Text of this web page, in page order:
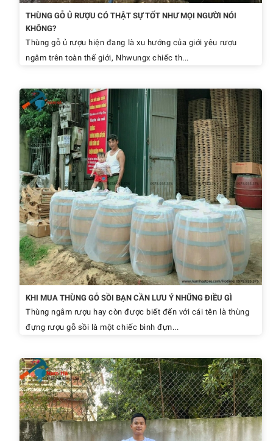
THÙNG GỖ Ủ RƯỢU CÓ THẬT SỰ TỐT NHƯ MỌI NGƯỜI NÓI
KHÔNG?
Thùng gỗ ủ rượu hiện đang là xu hướng của giới yêu rượu
ngâm trên toàn thế giới, Nhwungx chiếc th...
KHI MUA THÙNG GỖ SỒI BẠN CẦN LƯU Ý NHỮNG ĐIỀU GÌ
Thùng ngâm rượu hay còn được biết đến với cái tên là thùng
đựng rượu gỗ sồi là một chiếc bình đựn...